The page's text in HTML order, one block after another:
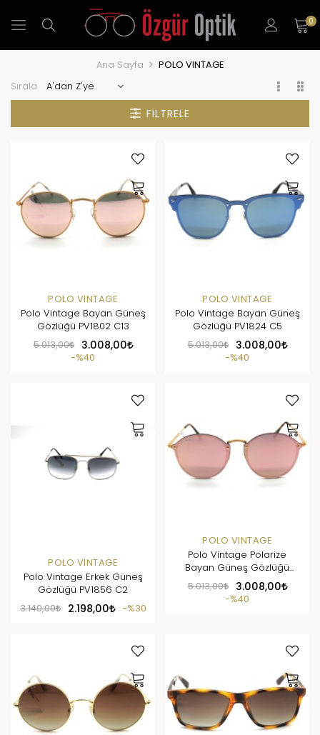
0
Ana Sayfa POLO VINTAGE
Sırala
FILTRELE
POLO VINTAGE
Polo Vintage Bayan Güneş
Gözlüğü PV1802 C13
5.013,00
3.008,00
%40
POLO VINTAGE
Polo Vintage Bayan Güneş
Gözlüğü PV1824 C5
5.013,00
3.008,00
%40
POLO VINTAGE
Polo Vintage Erkek Güneş
Gözlüğü PV1856 C2
3.140,00
2.198,00 %30
POLO VINTAGE
Polo Vintage Polarize
Bayan Güneş Gözlüğü
PV1823 C1
5.013,00 3.008,00
%40